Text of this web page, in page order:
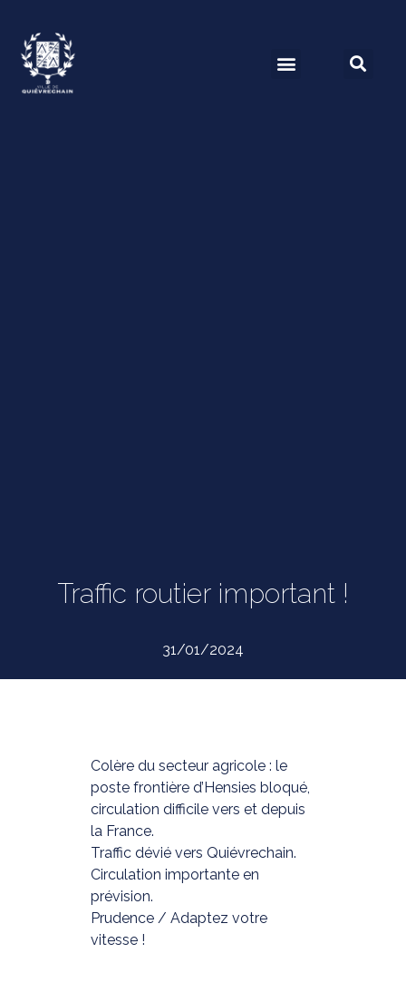
Traffic routier important !
31/01/2024
Colère du secteur agricole : le
poste frontière d’Hensies bloqué,
circulation difficile vers et depuis
la France.
Traffic dévié vers Quiévrechain.
Circulation importante en
prévision.
Prudence / Adaptez votre
vitesse !